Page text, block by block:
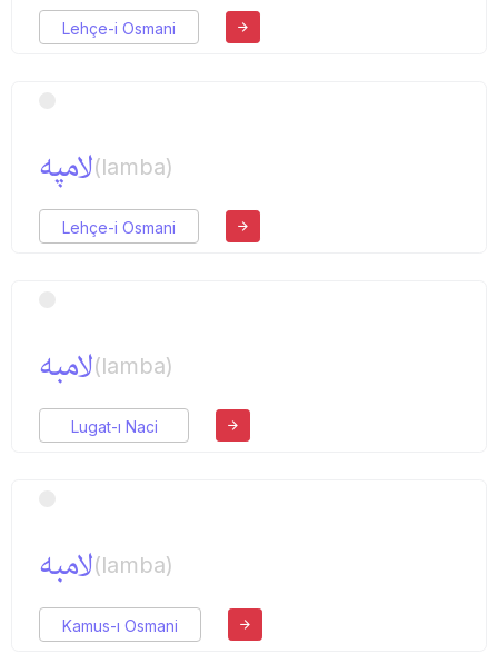
Lehçe-i Osmani
لامپه(lamba)
Lehçe-i Osmani
لامبه(lamba)
Lugat-ı Naci
لامبه(lamba)
Kamus-ı Osmani